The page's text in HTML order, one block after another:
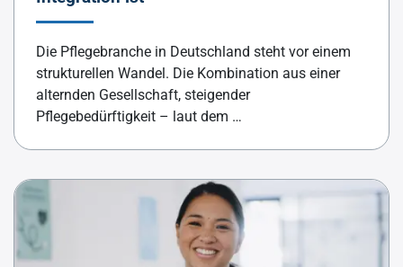
Die Pflegebranche in Deutschland steht vor einem
strukturellen Wandel. Die Kombination aus einer
alternden Gesellschaft, steigender
Pflegebedürftigkeit – laut dem …